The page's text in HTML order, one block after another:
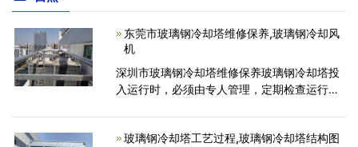
东莞市玻璃钢冷却塔维修保养,玻璃钢冷却风
机
深圳市玻璃钢冷却塔维修保养玻璃钢冷却塔投
入运行时，必须由专人管理，定期检查运行和
杂物，以免粘住配水管道，影响
玻璃钢冷却塔工艺过程,玻璃钢冷却塔结构图